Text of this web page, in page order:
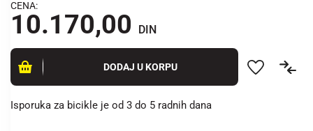
CENA:
10.170,00 DIN
DODAJ U KORPU
Isporuka za bicikle je od 3 do 5 radnih dana